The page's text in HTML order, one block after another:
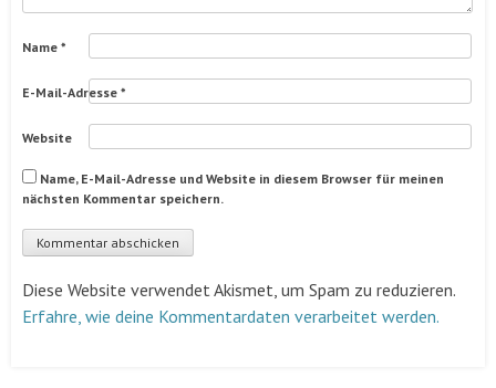
Name *
E-Mail-Adresse *
Website
Name, E-Mail-Adresse und Website in diesem Browser für meinen
nächsten Kommentar speichern.
Diese Website verwendet Akismet, um Spam zu reduzieren.
Erfahre, wie deine Kommentardaten verarbeitet werden.